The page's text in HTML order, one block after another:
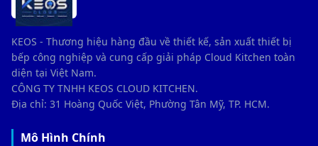
KEOS - Thương hiệu hàng đầu về thiết kế, sản xuất thiết bị
bếp công nghiệp và cung cấp giải pháp Cloud Kitchen toàn
diện tại Việt Nam.
CÔNG TY TNHH KEOS CLOUD KITCHEN.
Địa chỉ: 31 Hoàng Quốc Việt, Phường Tân Mỹ, TP. HCM.
Mô Hình Chính